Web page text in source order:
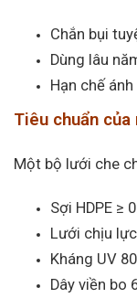
Chắn bụi
Dùng lâu
Hạn chế
Tiêu chuẩn
Một bộ lưới che
Sợi HDPE ≥
Lưới chịu
Kháng UV
Dây viền bo